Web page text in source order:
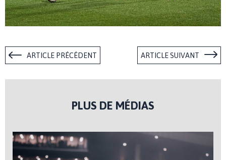
ARTICLE PRÉCÉDENT ARTICLE SUIVANT
PLUS DE MÉDIAS